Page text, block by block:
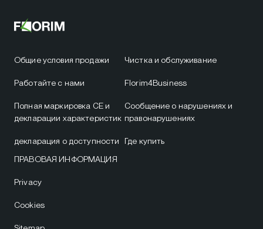
Общие условия продажи
Работайте с нами
Полная маркировка CE и
декларации характеристик
декларация о доступности
Чистка и обслуживание
Florim4Business
Сообщение о нарушениях и
правонарушениях
Где купить
ПРАВОВАЯ ИНФОРМАЦИЯ
Privacy
Cookies